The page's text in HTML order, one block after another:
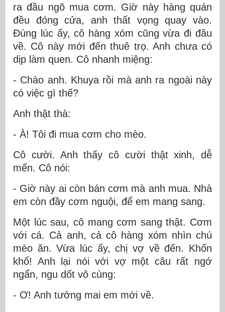
ra đầu ngõ mua cơm. Giờ này hàng quán
đều đóng cửa, anh thất vọng quay vào.
Đúng lúc ấy, cô hàng xóm cũng vừa đi đâu
về. Cô này mới đến thuê trọ. Anh chưa có
dịp làm quen. Cô nhanh miệng:
- Chào anh. Khuya rồi mà anh ra ngoài này
có việc gì thế?
Anh thật thà:
- À! Tôi đi mua cơm cho mèo.
Cô cười. Anh thấy cô cười thật xinh, dễ
mến. Cô nói:
- Giờ này ai còn bán cơm mà anh mua. Nhà
em còn đầy cơm nguội, để em mang sang.
Một lúc sau, cô mang cơm sang thật. Cơm
với cá. Cả anh, cả cô hàng xóm nhìn chú
mèo ăn. Vừa lúc ấy, chị vợ về đến. Khốn
khổ! Anh lại nói với vợ một câu rất ngớ
ngẩn, ngu dốt vô cùng:
- Ơ! Anh tưởng mai em mới về.